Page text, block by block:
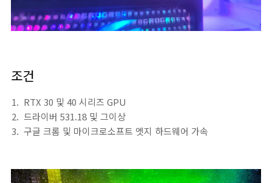
조건
RTX 30 및 40 시리즈 GPU
드라이버 531.18 및 그이상
구글 크롬 및 마이크로소프트 엣지 하드웨어 가속